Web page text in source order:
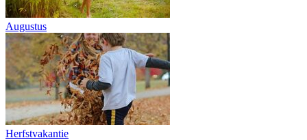
Augustus
Herfstvakantie